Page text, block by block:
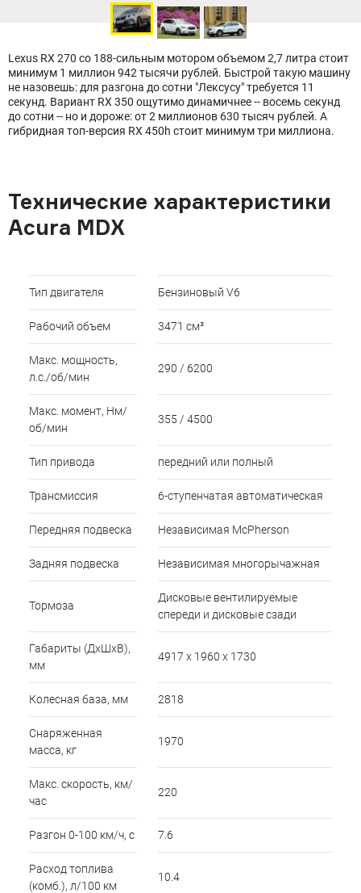
Lexus RX 270 со 188-сильным мотором объемом 2,7 литра стоит
минимум 1 миллион 942 тысячи рублей. Быстрой такую машину
не назовешь: для разгона до сотни "Лексусу" требуется 11
секунд. Вариант RX 350 ощутимо динамичнее -- восемь секунд
до сотни -- но и дороже: от 2 миллионов 630 тысяч рублей. А
гибридная топ-версия RX 450h стоит минимум три миллиона.
Технические характеристики
Acura MDX
Тип двигателя Бензиновый V6
Рабочий объем 3471 см³
Макс. мощность,
л.с./об/мин
290 / 6200
Макс. момент, Нм/
об/мин
355 / 4500
Тип привода передний или полный
Трансмиссия 6-ступенчатая автоматическая
Передняя подвеска Независимая McPherson
Задняя подвеска Независимая многорычажная
Тормоза
Дисковые вентилируемые
спереди и дисковые сзади
Габариты (ДхШхВ),
мм
4917 х 1960 х 1730
Колесная база, мм 2818
Снаряженная
масса, кг
1970
Макс. скорость, км/
час
220
Разгон 0-100 км/ч, с 7.6
Расход топлива
(комб.), л/100 км
10.4